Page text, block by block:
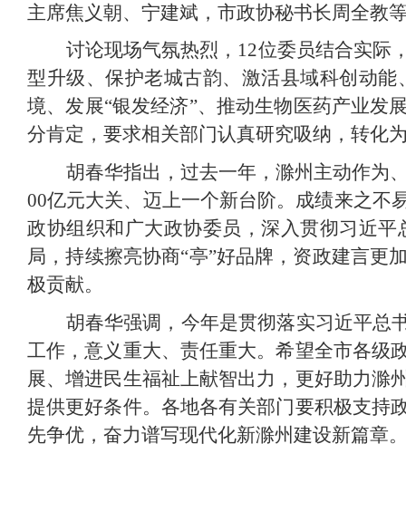
主席焦义朝、宁建斌，市政协秘书长周全教
讨论现场气氛热烈，12位委员结合实际
型升级、保护老城古韵、激活县域科创动
境、发展“银发经济”、推动生物医药产业发
分肯定，要求相关部门认真研究吸纳，转化
胡春华指出，过去一年，滁州主动作为
00亿元大关、迈上一个新台阶。成绩来之不
政协组织和广大政协委员，深入贯彻习近
局，持续擦亮协商“亭”好品牌，资政建言更
极贡献。
胡春华强调，今年是贯彻落实习近平总
工作，意义重大、责任重大。希望全市各级
展、增进民生福祉上献智出力，更好助力滁
提供更好条件。各地各有关部门要积极支持
先争优，奋力谱写现代化新滁州建设新篇章